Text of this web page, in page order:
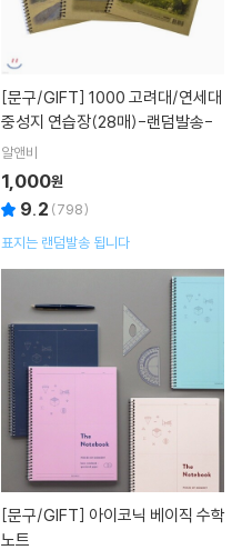
[문구/GIFT]
중성지 연습장(28매)-랜덤발송-
알앤비
1,000원
9.2 (798)
표지는 랜덤발송 됩니다
[문구/GIFT]
노트